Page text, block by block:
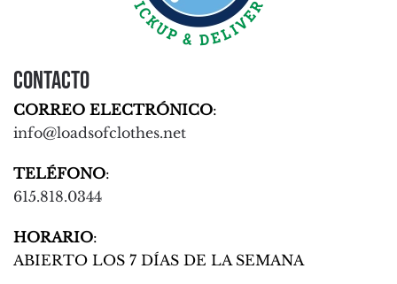
Contacto
CORREO ELECTRÓNICO:
info@loadsofclothes.net
TELÉFONO:
615.818.0344
HORARIO:
ABIERTO LOS 7 DÍAS DE LA SEMANA